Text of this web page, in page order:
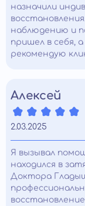
назначили
наблюдению и
пришел в себя,
рекомендую
Алексей
2.03.2025
Я вызывал
находился в
Доктора